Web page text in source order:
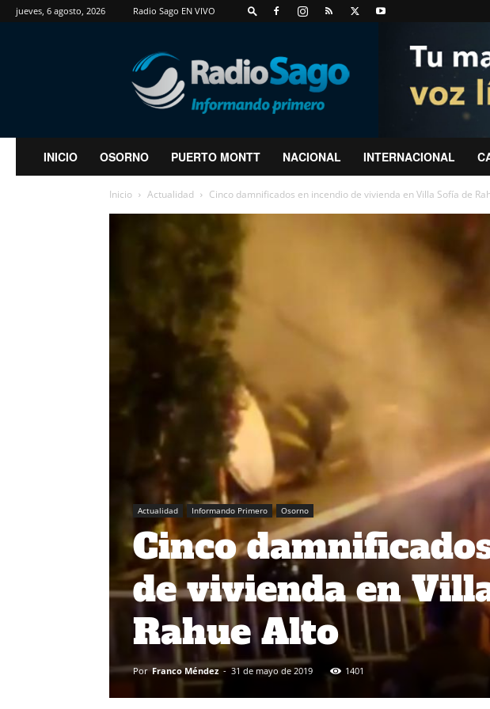
jueves, 6 agosto, 2026 Radio Sago EN VIVO
RadioSago
INICIO OSORNO PUERTO MONTT NACIONAL INTERNACIONAL
Inicio Actualidad Cinco damnificados en incendio de vivienda en Villa Sofía de
Actualidad Informando Primero Osorno
Cinco
de vivienda en
Rahue Alto
Por Franco Méndez - 31 de mayo de 2019 1401